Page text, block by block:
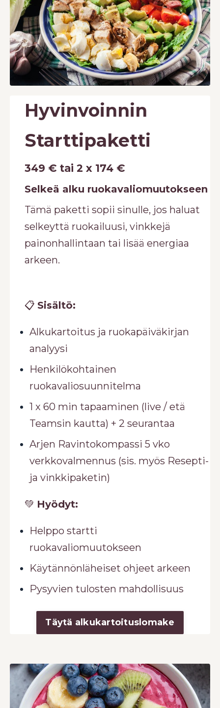
Hyvinvoinnin
Starttipaketti
349 € tai 2 x 174 €
Selkeä alku ruokavaliomuutokseen
Tämä paketti sopii sinulle, jos haluat
selkeyttä ruokailuusi, vinkkejä
painonhallintaan tai lisää energiaa
arkeen.
📋 Sisältö:
Alkukartoitus ja ruokapäiväkirjan
analyysi
Henkilökohtainen
ruokavaliosuunnitelma
1 x 60 min tapaaminen (live / etä
Teamsin kautta) + 2 seurantaa
Arjen Ravintokompassi 5 vko
verkkovalmennus (sis. myös Resepti-
ja vinkkipaketin)
💚 Hyödyt:
Helppo startti
ruokavaliomuutokseen
Käytännönläheiset ohjeet arkeen
Pysyvien tulosten mahdollisuus
Täytä alkukartoituslomake